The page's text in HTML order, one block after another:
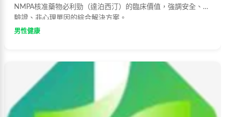
NMPA核准藥物必利勁（達泊西汀）的臨床價值，強調安全、可
驗證、非心理單因的綜合解決方案。
男性健康